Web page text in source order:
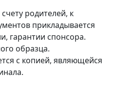
счету родителей, к
прикладывается
, гарантии спонсора.
образца.
с копией, являющейся
.